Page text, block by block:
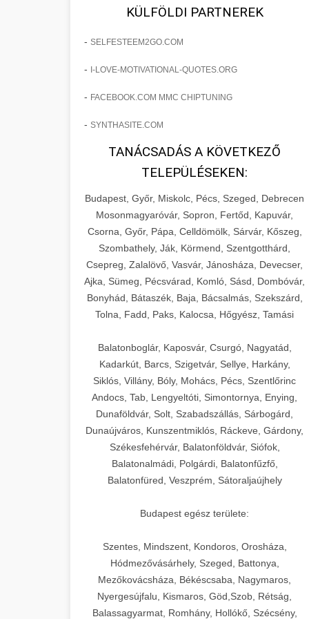
sebészeti praxisban.
páciensszám növekedés
os Növekedést
Lépésről lépésre marketing tervrajz,
eredményezett. Ismerje meg a
szonyegtisztito.net
marketing stratégiai tervrajz
os Növekedésének
Története
Teljes dokumentáció egy klinika
átalakulási útjáról, bemutatva az utat a
küzdő praxistól a virágzó vállalkozásig
150%-os növekedéssel.
szonyegtakaritas.org
klinika átalakulási történet
🎪 18. Szemhéjplasztika
Iránti Érdeklődés 150%-
Technikák és módszerek a páciensek
érdeklődésének és elkötelezettségének
drámai növeléséhez. Egy 150%-os
fellendülési esettanulmány gyakorlati
betekintésekkel.
weboldal-keszites.co
elkötelezettség erősítési módszerek
🎮 19. AI Google Ads és
Meta Kampány Kezelés +
Fejlett AI-alapú Google Ads és Meta
hirdetési kampánykezelés.
Optimalizálja hirdetési költségvetését
aikampany.hu
AI hirdetési automatizálás
🍞 20. Ipari Dagasztógép +
Professzionális ipari dagasztógépek és
tésztakeverő gépek pékségek és
kereskedelmi konyhák számára.
Masszív konstrukció megbízható
teljesítményhez.
chef-iparikonyhagepek.hu
kereskedelmi tésztakeverő
🔪 21. Ipari Szeletelőgép+
Ipari hús- és sajtszeletelő gépek
professzionális élelmiszer-
előkészítéshez. Precíziós vágás
állítható vastagság beállítással.
chef-iparikonyhagepek.hu
professzionális élelmiszer szeletelő
📦 22. Vákuumozó Gép +
Kereskedelmi vákuumcsomagoló
berendezések élelmiszerek
szavatossági időt és tartsa meg a
chef-iparikonyhagepek.hu
vákuum lezáró berendezés
🎁 23. Vákuumfóliázó
+
professzionális élelmiszer-csomagolási
műveletekhez. Hatékony lezárási és
tartósítási megoldások.
chef-iparikonyhagepek.hu
🔥 24. Ipari Sütő és
Gőzpároló
+
Kereskedelmi légkeveréses sütők és
KÜLFÖLDI PARTNEREK
- SELFESTEEM2GO.COM
- I-LOVE-MOTIVATIONAL-QUOTES.ORG
- FACEBOOK.COM MMC CHIPTUNING
- SYNTHASITE.COM
TANÁCSADÁS A KÖVETKEZŐ
TELEPÜLÉSEKEN:
Budapest, Győr, Miskolc, Pécs, Szeged, Debrecen
Mosonmagyaróvár, Sopron, Fertőd, Kapuvár,
Csorna, Győr, Pápa, Celldömölk, Sárvár, Kőszeg,
Szombathely, Ják, Körmend, Szentgotthárd,
Csepreg, Zalalövő, Vasvár, Jánosháza, Devecser,
Ajka, Sümeg, Pécsvárad, Komló, Sásd, Dombóvár,
Bonyhád, Bátaszék, Baja, Bácsalmás, Szekszárd,
Tolna, Fadd, Paks, Kalocsa, Hőgyész, Tamási
Balatonboglár, Kaposvár, Csurgó, Nagyatád,
Kadarkút, Barcs, Szigetvár, Sellye, Harkány,
Siklós, Villány, Bóly, Mohács, Pécs, Szentlőrinc
Andocs, Tab, Lengyeltóti, Simontornya, Enying,
Dunaföldvár, Solt, Szabadszállás, Sárbogárd,
Dunaújváros, Kunszentmiklós, Ráckeve, Gárdony,
Székesfehérvár, Balatonföldvár, Siófok,
Balatonalmádi, Polgárdi, Balatonfűzfő,
Balatonfüred, Veszprém, Sátoraljaújhely
Budapest egész területe:
Szentes, Mindszent, Kondoros, Orosháza,
Hódmezővásárhely, Szeged, Battonya,
Mezőkovácsháza, Békéscsaba, Nagymaros,
Nyergesújfalu, Kismaros, Göd,Szob, Rétság,
Balassagyarmat, Romhány, Hollókő, Szécsény,